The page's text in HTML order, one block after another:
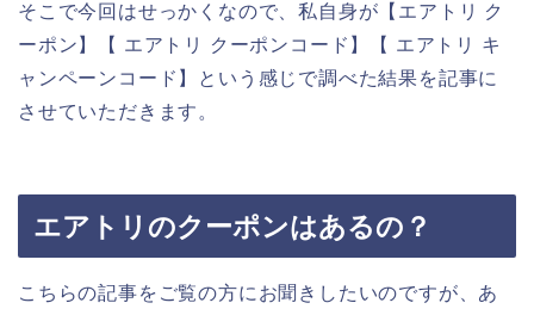
そこで今回はせっかくなので、私自身が【エアトリ ク
ーポン】【 エアトリ クーポンコード】【 エアトリ キ
ャンペーンコード】という感じで調べた結果を記事に
させていただきます。
エアトリのクーポンはあるの？
こちらの記事をご覧の方にお聞きしたいのですが、あ